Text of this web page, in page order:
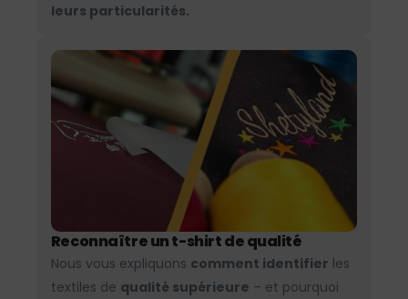
leurs particularités.
Reconnaître un t-shirt de qualité
Nous vous expliquons comment identifier les
textiles de qualité supérieure – et pourquoi